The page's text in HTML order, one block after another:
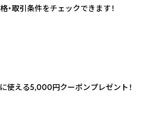
・取引条件をチェックできます！
使える5,000円クーポンプレゼント！